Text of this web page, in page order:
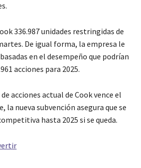
336.987 unidades restringidas de
De igual forma, la empresa le
en el desempeño que podrían
acciones para 2025.
acciones actual de Cook vence el
la nueva subvención asegura que se
hasta 2025 si se queda.